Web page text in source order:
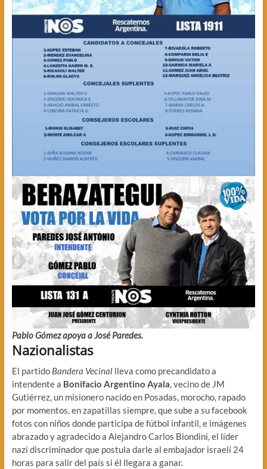
Pablo Gómez apoya a José Paredes.
Nazionalistas
El partido Bandera Vecinallleva como precandidato a
intendente a Bonifacio Argentino Ayala, vecino de JM
Gutiérrez, un misionero nacido en Posadas, morocho, rapado
por momentos, en zapatillas siempre, que sube a su facebook
fotos con niños donde participa de fútbol infantil, e imágenes
abrazado y agradecido a Alejandro Carlos Biondini, el líder
nazi discriminador que postula darle al embajador israelí 24
horas para salir del país si él llegara a ganar.